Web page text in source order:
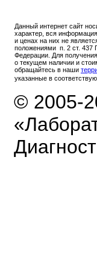
Данный интернет сайт
характер, вся
и ценах на них не
положениями п. 2 ст. 437
Федерации. Для
о текущем наличии и
обращайтесь в наши
указанные в
© 2005-